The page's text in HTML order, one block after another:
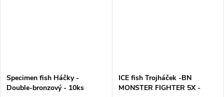
Specimen fish Háčky -
Double-bronzový - 10ks
ICE fish Trojháček -BN
MONSTER FIGHTER 5X -